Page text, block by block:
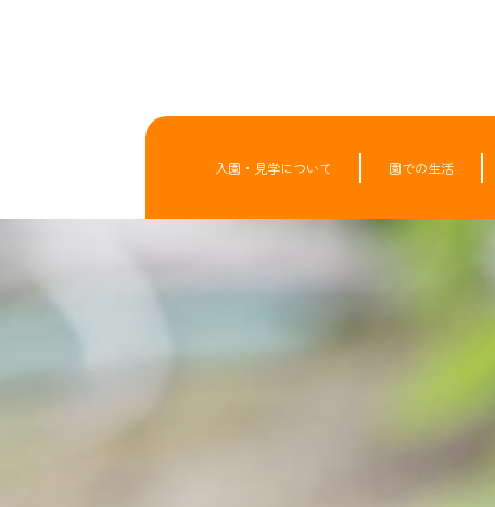
入園・見学について 園での生活